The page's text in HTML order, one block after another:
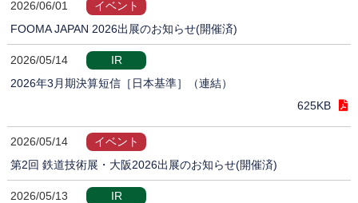
2026/06/01
イベント
FOOMA JAPAN 2026出展のお知らせ(開催済)
2026/05/14
IR
2026年3月期決算短信［日本基準］（連結）
625KB
2026/05/14
イベント
第2回 鉄道技術展・大阪2026出展のお知らせ(開催済)
2026/05/13
IR